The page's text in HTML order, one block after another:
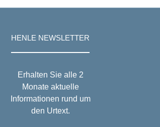
HENLE NEWSLETTER
Erhalten Sie alle 2
Monate aktuelle
Informationen rund um
den Urtext.